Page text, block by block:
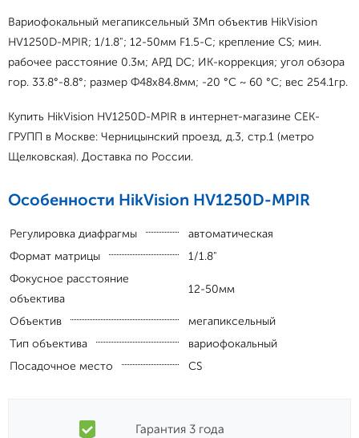
Вариофокальный мегапиксельный 3Мп объектив HikVision
HV1250D-MPIR; 1/1.8"; 12-50мм F1.5-С; крепление CS; мин.
рабочее расстояние 0.3м; АРД DC; ИК-коррекция; угол обзора
гор. 33.8°-8.8°; размер Ф48х84.8мм; -20 °C ~ 60 °C; вес 254.1гр.
Купить HikVision HV1250D-MPIR в интернет-магазине СЕК-
ГРУПП в Москве: Черницынский проезд, д.3, стр.1 (метро
Щелковская). Доставка по России.
Особенности HikVision HV1250D-MPIR
Регулировка диафрагмы
автоматическая
Формат матрицы
1/1.8"
Фокусное расстояние
объектива
12-50мм
Объектив
мегапиксельный
Тип объектива
вариофокальный
Посадочное место
CS
Гарантия 3 года